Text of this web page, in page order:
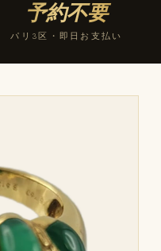
予約不要
パリ3区・即日お支払い